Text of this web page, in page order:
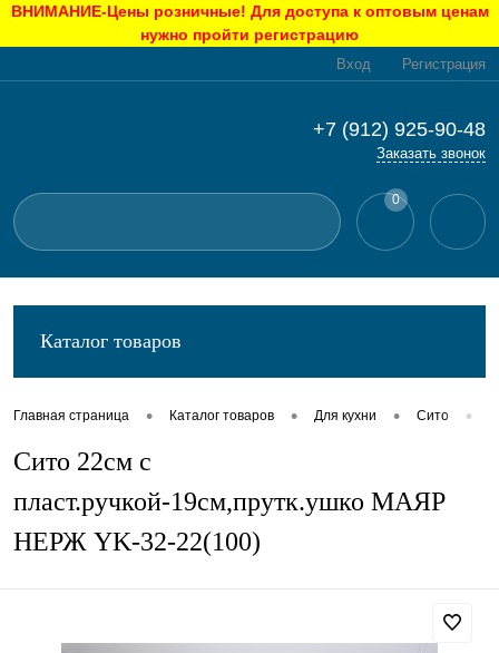
ВНИМАНИЕ-Цены розничные! Для доступа к оптовым ценам
нужно пройти регистрацию
Вход Регистрация
+7 (912) 925-90-48
Заказать звонок
0
Каталог товаров
Главная страница • Каталог товаров • Для кухни • Сито •
Сито 22см с
пласт.ручкой-19см,прутк.ушко МАЯР
НЕРЖ YK-32-22(100)